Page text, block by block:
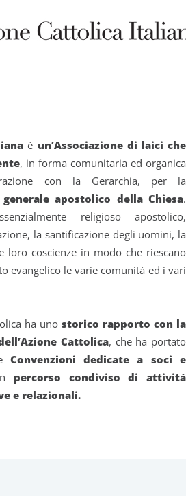
è un’Associazione di laici che
, in forma comunitaria ed organica
con la Gerarchia, per la
apostolico della Chiesa.
religioso apostolico,
la santificazione degli uomini, la
loro coscienze in modo che riescano
evangelico le varie comunità ed i vari
ha uno storico rapporto con la
Cattolica, che ha portato
Convenzioni dedicate a soci e
percorso condiviso di attività
e relazionali.